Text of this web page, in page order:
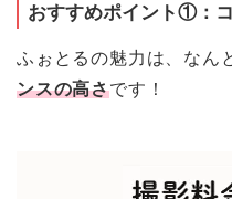
おすすめポイント①：
ふぉとるの魅力は、なん
ンスの高さです！